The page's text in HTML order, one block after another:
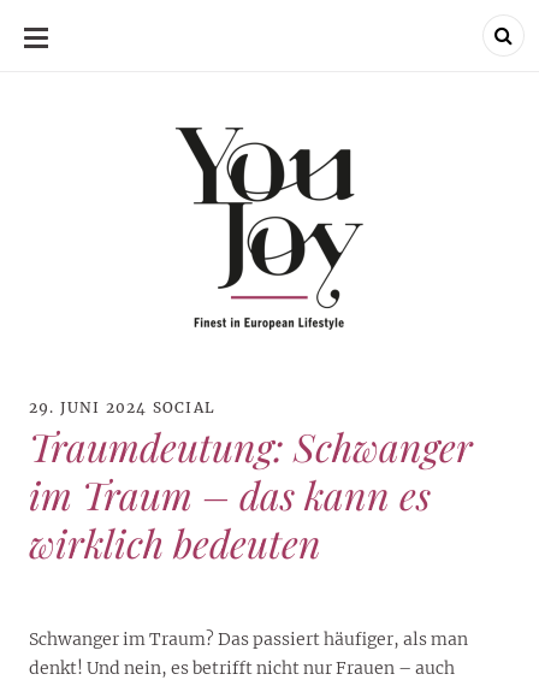
SKIP
29. JUNI 2024 SOCIAL
Traumdeutung: Schwanger
im Traum – das kann es
wirklich bedeuten
Schwanger im Traum? Das passiert häufiger, als man
denkt! Und nein, es betrifft nicht nur Frauen – auch